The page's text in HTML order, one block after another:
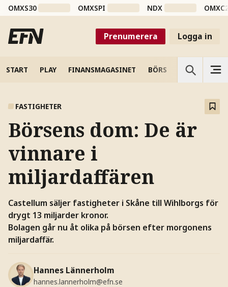
OMXS30 OMXSPI NDX
Prenumerera Logga in
START PLAY FINANSMAGASINET BÖRS VETENSKAP
FASTIGHETER
Börsens dom: De är
vinnare i
miljardaffären
Castellum säljer fastigheter i Skåne till Wihlborgs för
drygt 13 miljarder kronor.
Bolagen går nu åt olika på börsen efter morgonens
miljardaffär.
Hannes Lännerholm
hannes.lannerholm@efn.se